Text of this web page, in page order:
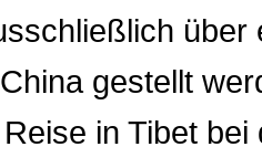
über
gestellt
in Tibet bei